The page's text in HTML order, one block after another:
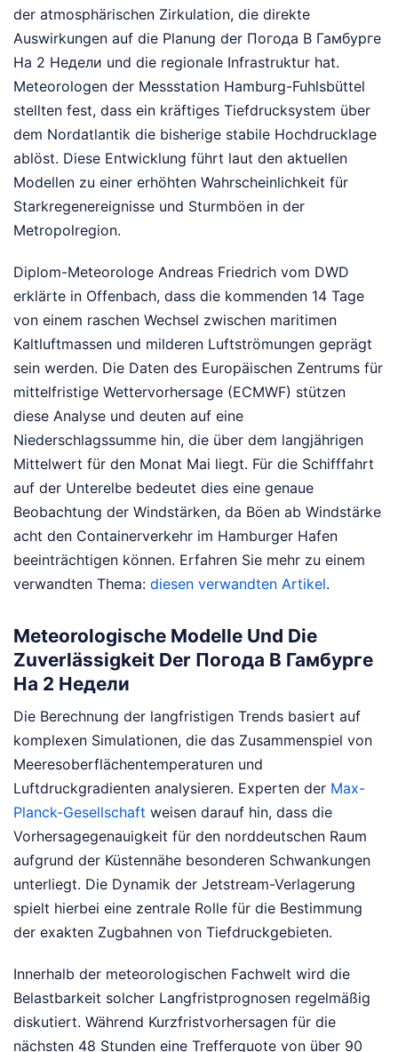
der atmosphärischen Zirkulation, die direkte
Auswirkungen auf die Planung der Погода В Гамбурге
На 2 Недели und die regionale Infrastruktur hat.
Meteorologen der Messstation Hamburg-Fuhlsbüttel
stellten fest, dass ein kräftiges Tiefdrucksystem über
dem Nordatlantik die bisherige stabile Hochdrucklage
ablöst. Diese Entwicklung führt laut den aktuellen
Modellen zu einer erhöhten Wahrscheinlichkeit für
Starkregenereignisse und Sturmböen in der
Metropolregion.
Diplom-Meteorologe Andreas Friedrich vom DWD
erklärte in Offenbach, dass die kommenden 14 Tage
von einem raschen Wechsel zwischen maritimen
Kaltluftmassen und milderen Luftströmungen geprägt
sein werden. Die Daten des Europäischen Zentrums für
mittelfristige Wettervorhersage (ECMWF) stützen
diese Analyse und deuten auf eine
Niederschlagssumme hin, die über dem langjährigen
Mittelwert für den Monat Mai liegt. Für die Schifffahrt
auf der Unterelbe bedeutet dies eine genaue
Beobachtung der Windstärken, da Böen ab Windstärke
acht den Containerverkehr im Hamburger Hafen
beeinträchtigen können. Erfahren Sie mehr zu einem
verwandten Thema: diesen verwandten Artikel.
Meteorologische Modelle Und Die
Zuverlässigkeit Der Погода В Гамбурге
На 2 Недели
Die Berechnung der langfristigen Trends basiert auf
komplexen Simulationen, die das Zusammenspiel von
Meeresoberflächentemperaturen und
Luftdruckgradienten analysieren. Experten der Max-
Planck-Gesellschaft weisen darauf hin, dass die
Vorhersagegenauigkeit für den norddeutschen Raum
aufgrund der Küstennähe besonderen Schwankungen
unterliegt. Die Dynamik der Jetstream-Verlagerung
spielt hierbei eine zentrale Rolle für die Bestimmung
der exakten Zugbahnen von Tiefdruckgebieten.
Innerhalb der meteorologischen Fachwelt wird die
Belastbarkeit solcher Langfristprognosen regelmäßig
diskutiert. Während Kurzfristvorhersagen für die
nächsten 48 Stunden eine Trefferquote von über 90